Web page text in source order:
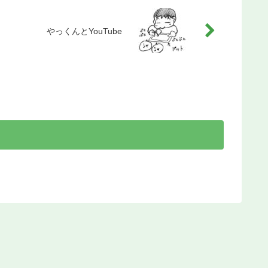
やっくんとYouTube